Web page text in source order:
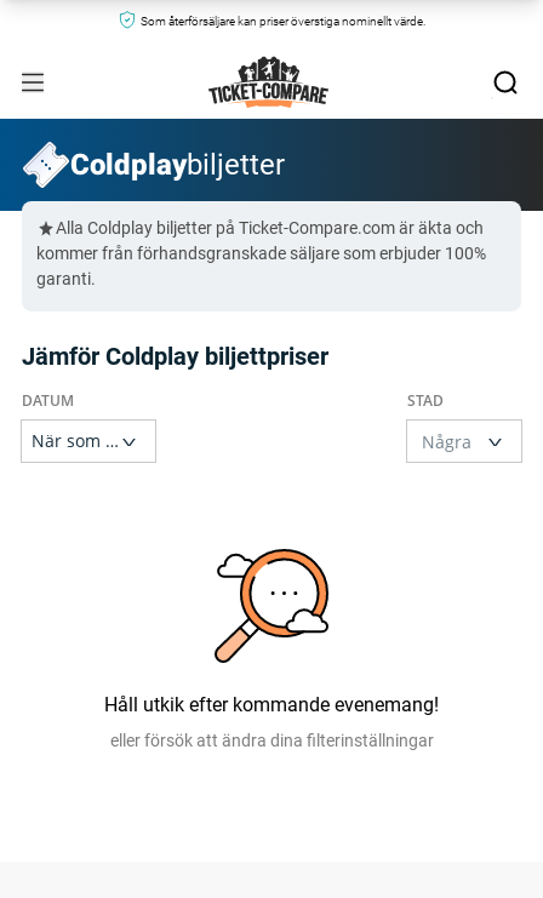
Som återförsäljare kan priser överstiga nominellt värde.
Coldplaybiljetter
Alla Coldplay biljetter på Ticket-Compare.com är äkta och
kommer från förhandsgranskade säljare som erbjuder 100%
garanti.
Jämför Coldplay biljettpriser
Håll utkik efter kommande evenemang!
eller försök att ändra dina filterinställningar